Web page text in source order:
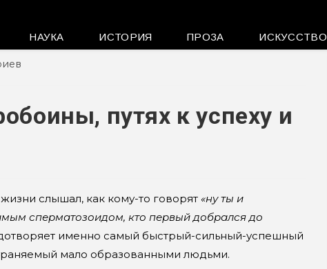
НАУКА ИСТОРИЯ ПРОЗА ИСКУССТВО
путях к успеху и
слышал, как кому-то говорят «ну ты и
сперматозоидом, кто первый добрался до
именно самый быстрый-сильный-успешный
мало образованными людьми.